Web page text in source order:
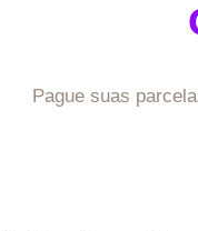
Pague suas